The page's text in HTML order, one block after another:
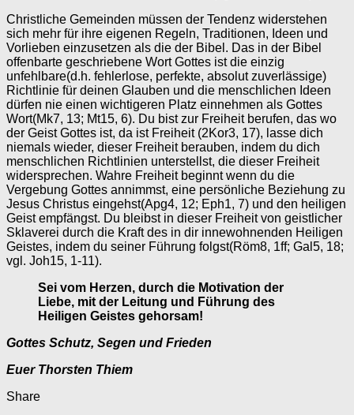
Christliche Gemeinden müssen der Tendenz widerstehen
sich mehr für ihre eigenen Regeln, Traditionen, Ideen und
Vorlieben einzusetzen als die der Bibel. Das in der Bibel
offenbarte geschriebene Wort Gottes ist die einzig
unfehlbare(d.h. fehlerlose, perfekte, absolut zuverlässige)
Richtlinie für deinen Glauben und die menschlichen Ideen
dürfen nie einen wichtigeren Platz einnehmen als Gottes
Wort(Mk7, 13; Mt15, 6). Du bist zur Freiheit berufen, das wo
der Geist Gottes ist, da ist Freiheit (2Kor3, 17), lasse dich
niemals wieder, dieser Freiheit berauben, indem du dich
menschlichen Richtlinien unterstellst, die dieser Freiheit
widersprechen. Wahre Freiheit beginnt wenn du die
Vergebung Gottes annimmst, eine persönliche Beziehung zu
Jesus Christus eingehst(Apg4, 12; Eph1, 7) und den heiligen
Geist empfängst. Du bleibst in dieser Freiheit von geistlicher
Sklaverei durch die Kraft des in dir innewohnenden Heiligen
Geistes, indem du seiner Führung folgst(Röm8, 1ff; Gal5, 18;
vgl. Joh15, 1-11).
Sei vom Herzen, durch die Motivation der
Liebe, mit der Leitung und Führung des
Heiligen Geistes gehorsam!
Gottes Schutz, Segen und Frieden
Euer Thorsten Thiem
Share